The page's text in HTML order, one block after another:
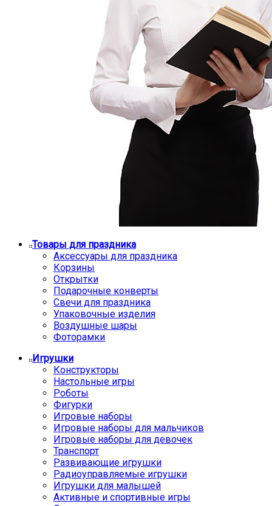
Товары для праздника
Аксессуары для праздника
Корзины
Открытки
Подарочные конверты
Свечи для праздника
Упаковочные изделия
Воздушные шары
Фоторамки
Игрушки
Конструкторы
Настольные игры
Роботы
Фигурки
Игровые наборы
Игровые наборы для мальчиков
Игровые наборы для девочек
Транспорт
Развивающие игрушки
Радиоуправляемые игрушки
Игрушки для малышей
Активные и спортивные игры